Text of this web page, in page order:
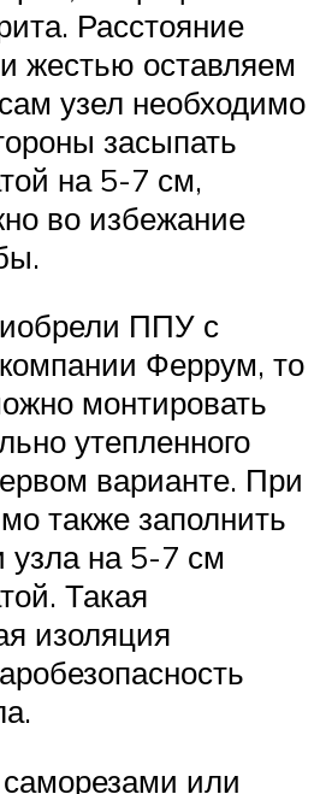
Расстояние
жестью оставляем
узел необходимо
засыпать
на 5-7 см,
во избежание
ППУ с
Феррум, то
монтировать
утепленного
варианте. При
также заполнить
узла на 5-7 см
Такая
изоляция
или